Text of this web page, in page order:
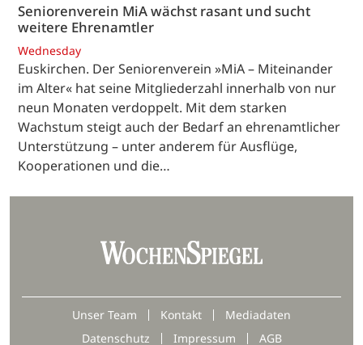
Seniorenverein MiA wächst rasant und sucht
weitere Ehrenamtler
Wednesday
Euskirchen. Der Seniorenverein »MiA – Miteinander
im Alter« hat seine Mitgliederzahl innerhalb von nur
neun Monaten verdoppelt. Mit dem starken
Wachstum steigt auch der Bedarf an ehrenamtlicher
Unterstützung – unter anderem für Ausflüge,
Kooperationen und die…
Unser Team Kontakt
Mediadaten
Datenschutz
Impressum AGB